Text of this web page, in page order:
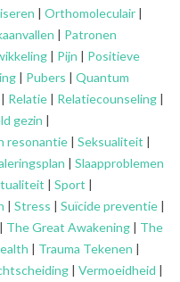
| Orthomoleculair |
| Patronen
| Pijn | Positieve
| Pubers | Quantum
| Relatie | Relatiecounseling |
gezin |
resonantie | Seksualiteit |
| Slaapproblemen
| Sport |
| Stress | Suïcide preventie |
| The Great Awakening | The
| Trauma Tekenen |
| Vermoeidheid |